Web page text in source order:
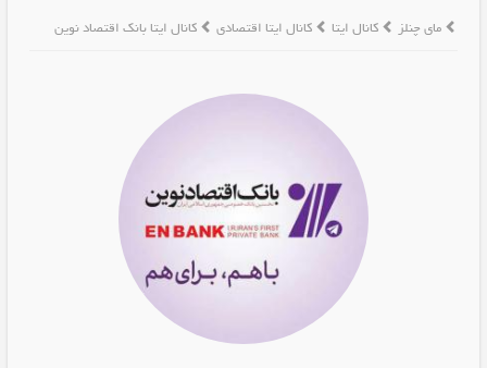
مای چنلز کانال ایتا کانال ایتا اقتصادی کانال ایتا بانک اقتصاد نوین